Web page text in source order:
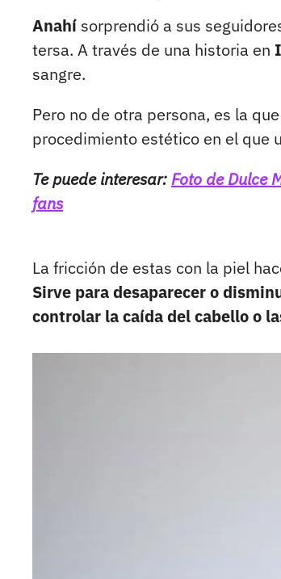
Anahí sorprendió a sus
tersa. A través de una historia en
sangre.
Pero no de otra persona, es la
procedimiento estético en el que
Te puede interesar:Foto de Dulce
fans
La fricción de estas con la piel
Sirve para desaparecer o
controlar la caída del cabello o